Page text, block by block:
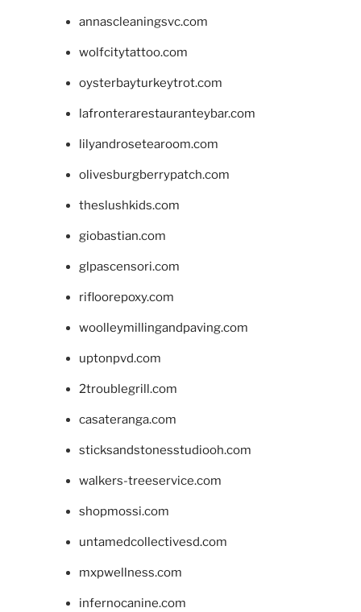
annascleaningsvc.com
wolfcitytattoo.com
oysterbayturkeytrot.com
lafronterarestauranteybar.com
lilyandrosetearoom.com
olivesburgberrypatch.com
theslushkids.com
giobastian.com
glpascensori.com
rifloorepoxy.com
woolleymillingandpaving.com
uptonpvd.com
2troublegrill.com
casateranga.com
sticksandstonesstudiooh.com
walkers-treeservice.com
shopmossi.com
untamedcollectivesd.com
mxpwellness.com
infernocanine.com